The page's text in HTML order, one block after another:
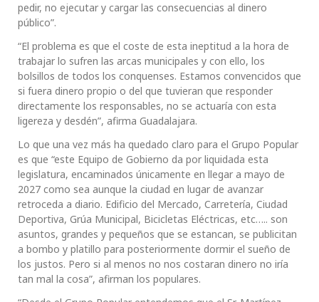
pedir, no ejecutar y cargar las consecuencias al dinero
público”.
“El problema es que el coste de esta ineptitud a la hora de
trabajar lo sufren las arcas municipales y con ello, los
bolsillos de todos los conquenses. Estamos convencidos que
si fuera dinero propio o del que tuvieran que responder
directamente los responsables, no se actuaría con esta
ligereza y desdén”, afirma Guadalajara.
Lo que una vez más ha quedado claro para el Grupo Popular
es que “este Equipo de Gobierno da por liquidada esta
legislatura, encaminados únicamente en llegar a mayo de
2027 como sea aunque la ciudad en lugar de avanzar
retroceda a diario. Edificio del Mercado, Carretería, Ciudad
Deportiva, Grúa Municipal, Bicicletas Eléctricas, etc….. son
asuntos, grandes y pequeños que se estancan, se publicitan
a bombo y platillo para posteriormente dormir el sueño de
los justos. Pero si al menos no nos costaran dinero no iría
tan mal la cosa”, afirman los populares.